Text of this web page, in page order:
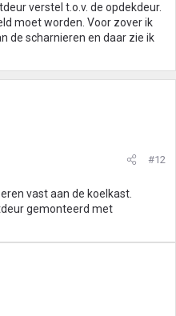
verstel t.o.v. de opdekdeur.
moet worden. Voor zover ik
de scharnieren en daar zie ik
#12
vast aan de koelkast.
gemonteerd met